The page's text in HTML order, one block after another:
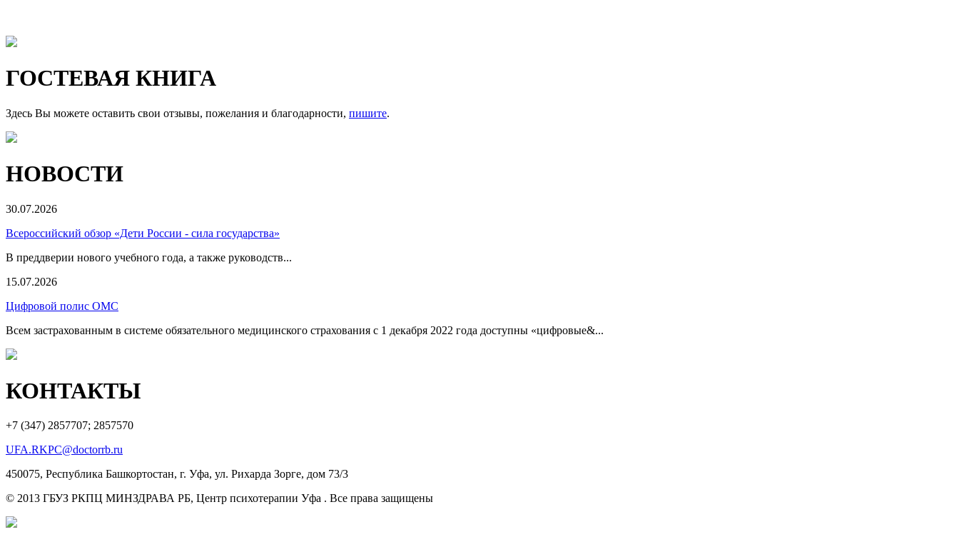
ГОСТЕВАЯ КНИГА
Здесь Вы можете оставить свои отзывы, пожелания и благодарности, пишите.
НОВОСТИ
30.07.2026
Всероссийский обзор «Дети России - сила государства»
В преддверии нового учебного года, а также руководств...
15.07.2026
Цифровой полис ОМС
Всем застрахованным в системе обязательного медицинского страхования с 1 декабря 2022 года доступны «цифровые&...
КОНТАКТЫ
+7 (347) 2857707; 2857570
UFA.RKPC@doctorrb.ru
450075, Республика Башкортостан, г. Уфа, ул. Рихарда Зорге, дом 73/3
© 2013 ГБУЗ РКПЦ МИНЗДРАВА РБ, Центр психотерапии Уфа . Все права защищены